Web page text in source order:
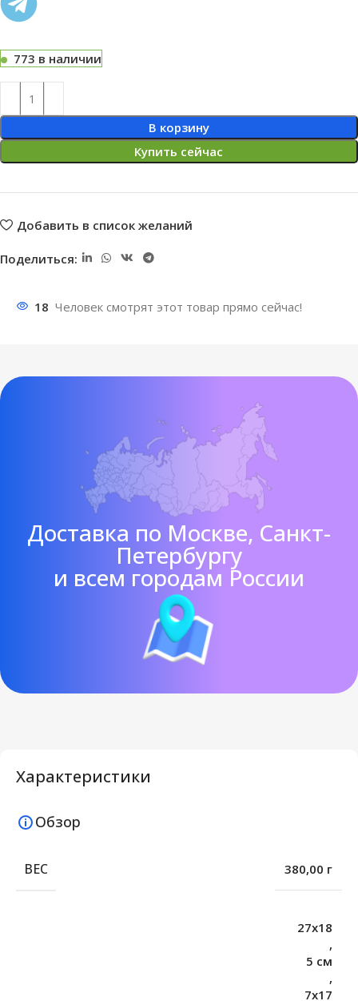
773 в наличии
В корзину
Купить сейчас
Добавить в список желаний
Поделиться:
18 Человек смотрят этот товар прямо сейчас!
Доставка по Москве, Санкт-
Петербургу
и всем городам России
Характеристики
Обзор
ВЕС 380,00 г
27х18
,
5 см
,
7х17